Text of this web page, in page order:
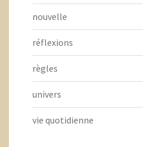
nouvelle
réflexions
règles
univers
vie quotidienne